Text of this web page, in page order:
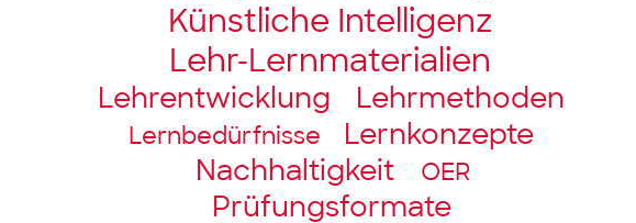
Künstliche Intelligenz
Lehr-Lernmaterialien
Lehrentwicklung Lehrmethoden
Lernbedürfnisse
Lernkonzepte
Nachhaltigkeit
OER
Prüfungsformate